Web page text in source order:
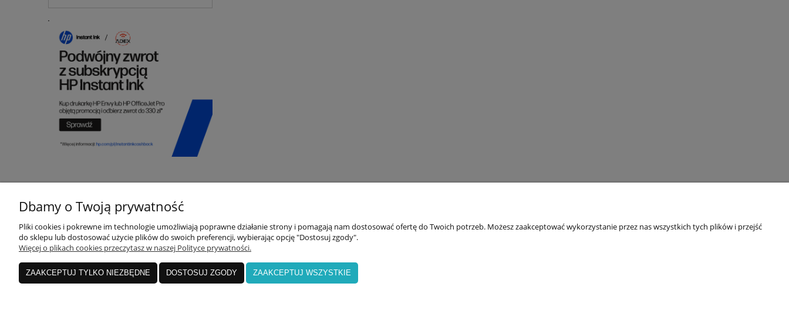
Metody płatności
Czas i koszty dostawy
Dbamy o Twoją prywatność
Pliki cookies i pokrewne im technologie umożliwiają poprawne działanie strony i pomagają nam dostosować ofertę do Twoich potrzeb. Możesz zaakceptować wykorzystanie przez nas wszystkich tych plików i przejść
do sklepu lub dostosować użycie plików do swoich preferencji, wybierając opcję "Dostosuj zgody".
Więcej o plikach cookies przeczytasz w naszej Polityce prywatności.
ZAAKCEPTUJ TYLKO NIEZBĘDNE DOSTOSUJ ZGODY ZAAKCEPTUJ WSZYSTKIE